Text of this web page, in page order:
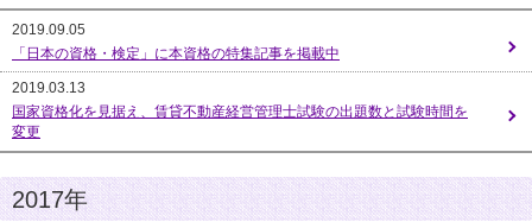
2019.09.05
「日本の資格・検定」に本資格の特集記事を掲載中
2019.03.13
国家資格化を見据え、賃貸不動産経営管理士試験の出題数と試験時間を
変更
2017年